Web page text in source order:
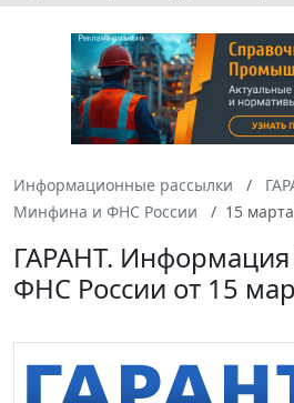
Информационные рассылки
Минфина и ФНС России
15
ГАРАНТ.
ФНС России от 15